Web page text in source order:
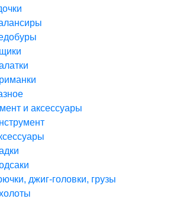
и аксессуары
джиг-головки, грузы